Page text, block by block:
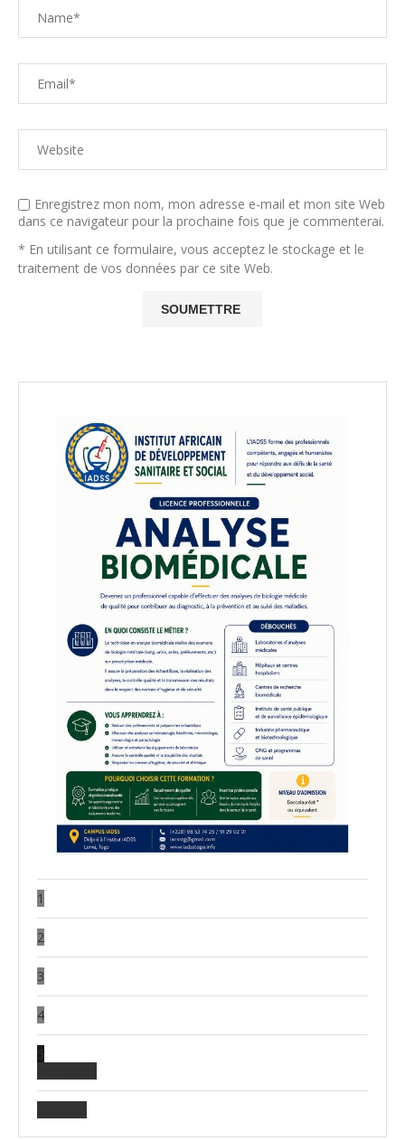
Enregistrez mon nom, mon adresse e-mail et mon site Web
dans ce navigateur pour la prochaine fois que je commenterai.
* En utilisant ce formulaire, vous acceptez le stockage et le
traitement de vos données par ce site Web.
1
2
3
4
5